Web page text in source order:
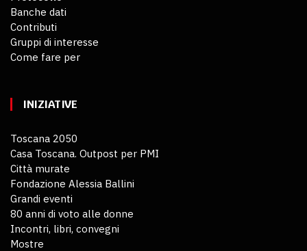
Banche dati
Contributi
Gruppi di interesse
Come fare per
INIZIATIVE
Toscana 2050
Casa Toscana. Outpost per PMI
Città murate
Fondazione Alessia Ballini
Grandi eventi
80 anni di voto alle donne
Incontri, libri, convegni
Mostre